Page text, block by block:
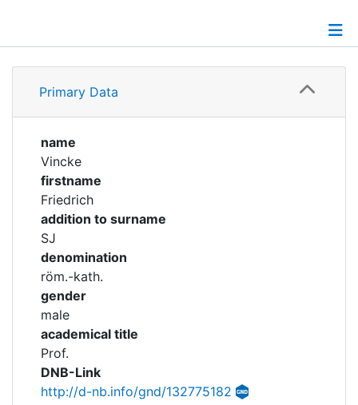
Corporations
registry
Profile
Academical Timeline
Primary Data
name
Vincke
firstname
Friedrich
addition to surname
SJ
denomination
röm.-kath.
gender
male
academical title
Prof.
DNB-Link
http://d-nb.info/gnd/132775182